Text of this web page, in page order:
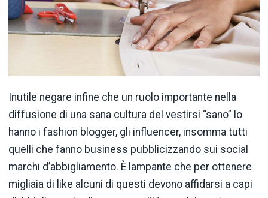
Inutile negare infine che un ruolo importante nella
diffusione di una sana cultura del vestirsi “sano” lo
hanno i fashion blogger, gli influencer, insomma tutti
quelli che fanno business pubblicizzando sui social
marchi d’abbigliamento. È lampante che per ottenere
migliaia di like alcuni di questi devono affidarsi a capi